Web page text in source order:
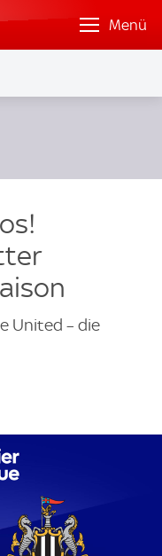
Menü
United – die